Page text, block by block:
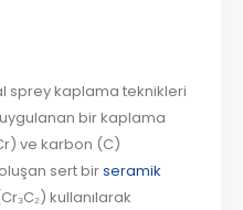
sprey kaplama teknikleri
bir kaplama
ve karbon (C)
sert birseramik
kullanılarak